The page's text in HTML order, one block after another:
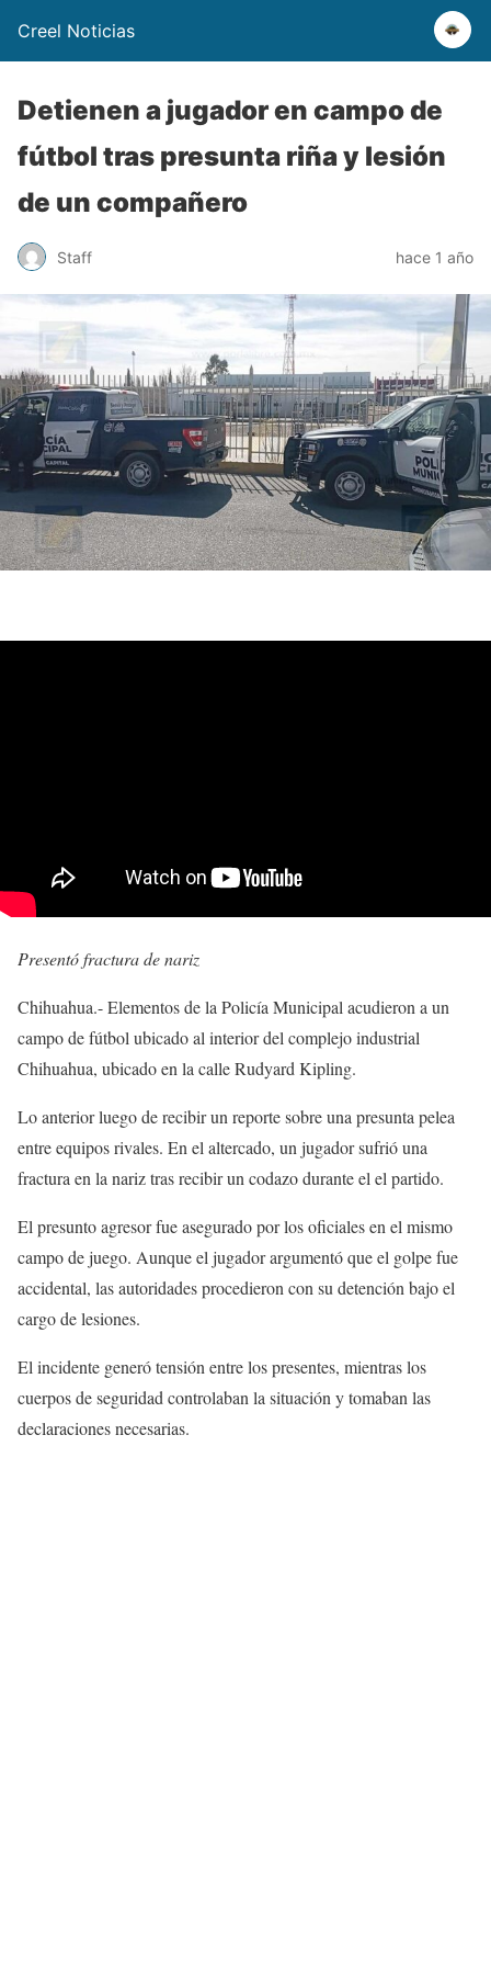
Creel Noticias
Detienen a jugador en campo de
fútbol tras presunta riña y lesión
de un compañero
Staff hace 1 año
Presentó fractura de nariz
Chihuahua.- Elementos de la Policía Municipal acudieron a un
campo de fútbol ubicado al interior del complejo industrial
Chihuahua, ubicado en la calle Rudyard Kipling.
Lo anterior luego de recibir un reporte sobre una presunta pelea
entre equipos rivales. En el altercado, un jugador sufrió una
fractura en la nariz tras recibir un codazo durante el el partido.
El presunto agresor fue asegurado por los oficiales en el mismo
campo de juego. Aunque el jugador argumentó que el golpe fue
accidental, las autoridades procedieron con su detención bajo el
cargo de lesiones.
El incidente generó tensión entre los presentes, mientras los
cuerpos de seguridad controlaban la situación y tomaban las
declaraciones necesarias.